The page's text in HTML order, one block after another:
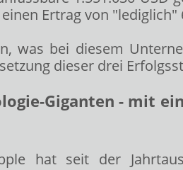
Ertrag von "lediglich"
was bei diesem
dieser drei
Giganten - mit
hat seit der